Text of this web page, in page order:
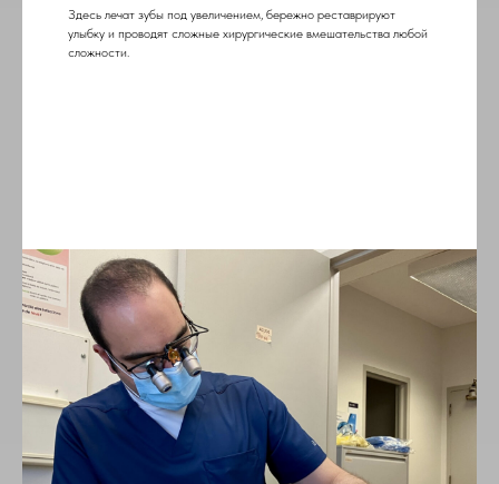
Здесь лечат зубы под увеличением, бережно реставрируют
улыбку и проводят сложные хирургические вмешательства любой
сложности.